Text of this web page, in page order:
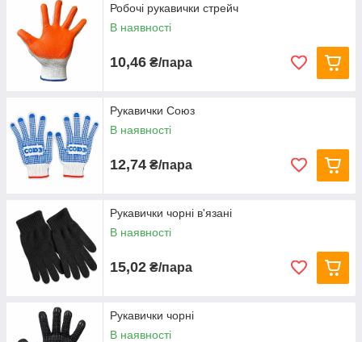
Робочі рукавички стрейч
В наявності
10,46 ₴/пара
Рукавички Союз
В наявності
12,74 ₴/пара
Рукавички чорні в'язані
В наявності
15,02 ₴/пара
Рукавички чорні
В наявності